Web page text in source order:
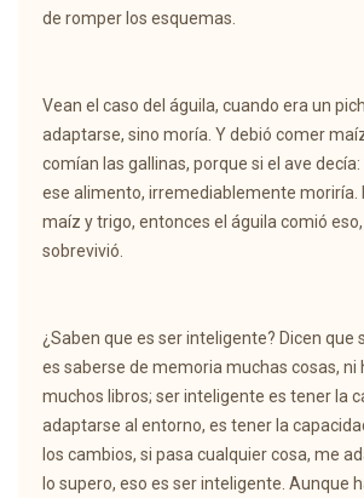
de romper los esquemas.
Vean el caso del águila, cuando era un
adaptarse, sino moría. Y debió comer
comían las gallinas, porque si el ave decía:
ese alimento, irremediablemente moriría.
maíz y trigo, entonces el águila comió
sobrevivió.
¿Saben que es ser inteligente? Dicen que
es saberse de memoria muchas cosas, ni
muchos libros; ser inteligente es tener la
adaptarse al entorno, es tener la
los cambios, si pasa cualquier cosa, me
lo supero, eso es ser inteligente. Aunque